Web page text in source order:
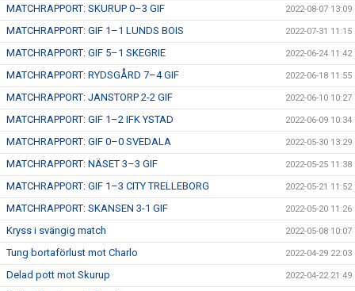
MATCHRAPPORT: SKURUP 0–3 GIF 2022-08-07 13:09
MATCHRAPPORT: GIF 1–1 LUNDS BOIS 2022-07-31 11:15
MATCHRAPPORT: GIF 5–1 SKEGRIE 2022-06-24 11:42
MATCHRAPPORT: RYDSGÅRD 7–4 GIF 2022-06-18 11:55
MATCHRAPPORT: JANSTORP 2-2 GIF 2022-06-10 10:27
MATCHRAPPORT: GIF 1–2 IFK YSTAD 2022-06-09 10:34
MATCHRAPPORT: GIF 0–0 SVEDALA 2022-05-30 13:29
MATCHRAPPORT: NÄSET 3–3 GIF 2022-05-25 11:38
MATCHRAPPORT: GIF 1–3 CITY TRELLEBORG 2022-05-21 11:52
MATCHRAPPORT: SKANSEN 3-1 GIF 2022-05-20 11:26
Kryss i svängig match 2022-05-08 10:07
Tung bortaförlust mot Charlo 2022-04-29 22:03
Delad pott mot Skurup 2022-04-22 21:49